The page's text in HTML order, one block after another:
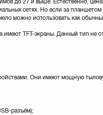
до 27 и выше. Естественно,
сетях. Но если за
можно использовать как
TFT-экраны. Данный тип не
Они имеют мощную
разъём);